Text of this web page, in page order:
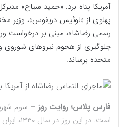
آمریکا پناه برد. «حمید سیاح‌»
پهلوی از «لوئیس دریفوس‌»، وزیر
رسمی رضاشاه، مبنی بر درخواست
جلوگیری از هجوم نیروهای شوروی و
متحده برساند.
فارس پلاس؛ روایت روز – سوم
است. در